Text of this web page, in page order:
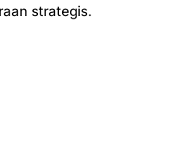
strategis.